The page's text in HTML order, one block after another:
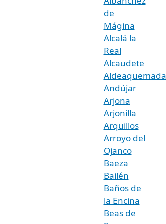
de
Mágina
Alcalá la
Real
Alcaudete
Aldeaquemada
Andújar
Arjona
Arjonilla
Arquillos
Arroyo del
Ojanco
Baeza
Bailén
Baños de
la Encina
Beas de